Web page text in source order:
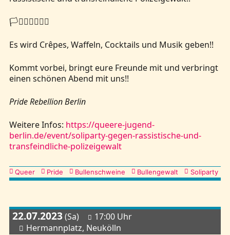
🏳️‍⚧️🏳️‍🌈🚩✊🏽
Es wird Crêpes, Waffeln, Cocktails und Musik geben!!
Kommt vorbei, bringt eure Freunde mit und verbringt
einen schönen Abend mit uns!!
Pride Rebellion Berlin
Weitere Infos: https://queere-jugend-
berlin.de/event/soliparty-gegen-rassistische-und-
transfeindliche-polizeigewalt
Kategorien
Queer Pride Bullenschweine Bullengewalt Soliparty
22.07.2023(Sa)
17:00 Uhr
Hermannplatz, Neukölln